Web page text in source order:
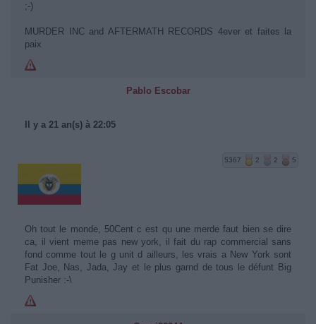
;-)
MURDER INC and AFTERMATH RECORDS 4ever et faites la
paix
Pablo Escobar
Il y a 21 an(s) à 22:05
5367 2 2 5
Oh tout le monde, 50Cent c est qu une merde faut bien se dire
ca, il vient meme pas new york, il fait du rap commercial sans
fond comme tout le g unit d ailleurs, les vrais a New York sont
Fat Joe, Nas, Jada, Jay et le plus garnd de tous le défunt Big
Punisher :-\